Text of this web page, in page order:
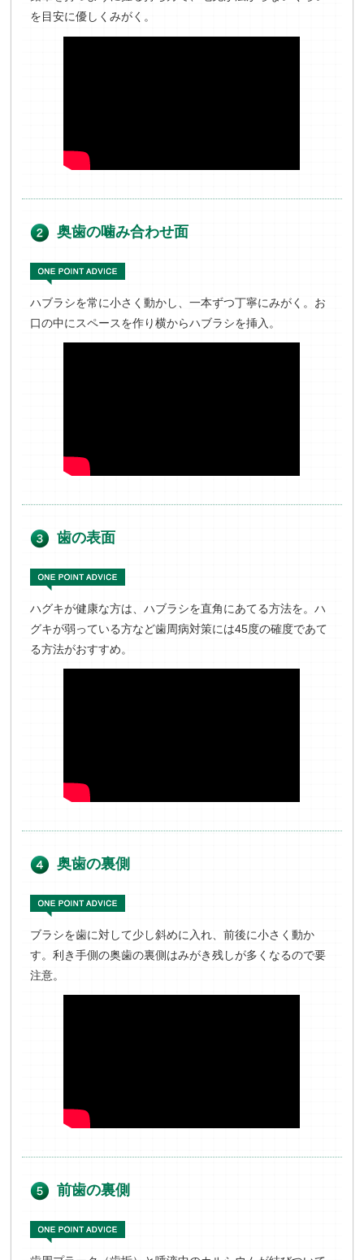
を目安に優しくみがく。
奥歯の噛み合わせ面
ハブラシを常に小さく動かし、一本ずつ丁寧にみがく。お
口の中にスペースを作り横からハブラシを挿入。
歯の表面
ハグキが健康な方は、ハブラシを直角にあてる方法を。ハ
グキが弱っている方など歯周病対策には45度の確度であて
る方法がおすすめ。
奥歯の裏側
ブラシを歯に対して少し斜めに入れ、前後に小さく動か
す。利き手側の奥歯の裏側はみがき残しが多くなるので要
注意。
前歯の裏側